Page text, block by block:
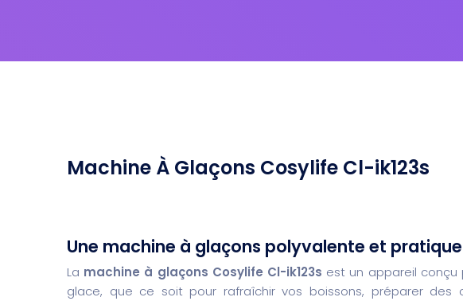
Machine À Glaçons Cosylife Cl-ik123s
Une machine à glaçons polyvalente et pratique
La machine à glaçons Cosylife Cl-ik123s est un appareil conçu
glace, que ce soit pour rafraîchir vos boissons, préparer des